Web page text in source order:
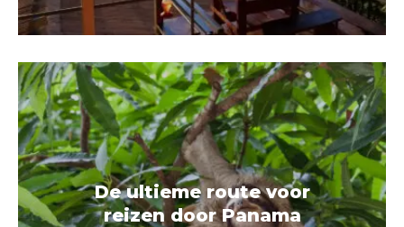
De ultieme route voor
reizen door Panama